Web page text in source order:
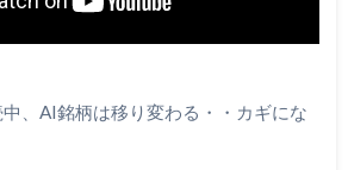
、AI銘柄は移り変わる・・カギにな